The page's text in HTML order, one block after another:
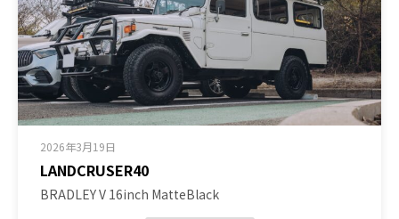
2026年3月19日
LANDCRUSER40
BRADLEY V 16inch MatteBlack